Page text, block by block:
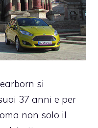
si
37 anni e per
non solo il